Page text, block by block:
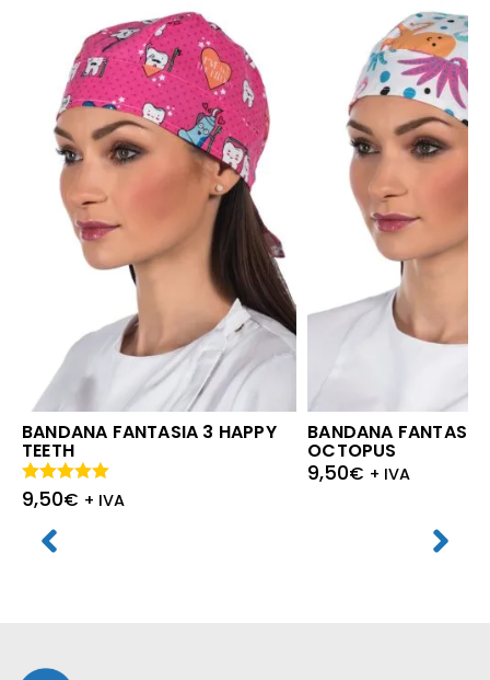
BANDANA FANTASIA 3 HAPPY
TEETH
9,50€ + IVA
Valutato
5.00 su 5
BANDANA FANTASIA
OCTOPUS
9,50€ + IVA